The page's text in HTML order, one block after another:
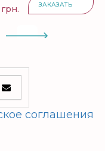
ЗАКАЗАТЬ
соглашения